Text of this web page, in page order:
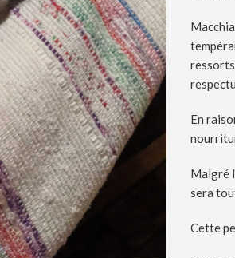
ressorts
En
Malgré
sera
Cette